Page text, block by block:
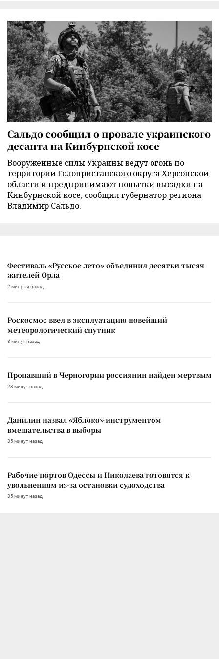
Сальдо сообщил о провале украинского
десанта на Кинбурнской косе
Вооруженные силы Украины ведут огонь по
территории Голопристанского округа Херсонской
области и предпринимают попытки высадки на
Кинбурнской косе, сообщил губернатор региона
Владимир Сальдо.
Фестиваль «Русское лето» объединил десятки тысяч
жителей Орла
2 минуты назад
Роскосмос ввел в эксплуатацию новейший
метеорологический спутник
8 минут назад
Пропавший в Черногории россиянин найден мертвым
28 минут назад
Данилин назвал «Яблоко» инструментом
вмешательства в выборы
35 минут назад
Рабочие портов Одессы и Николаева готовятся к
увольнениям из-за остановки судоходства
35 минут назад